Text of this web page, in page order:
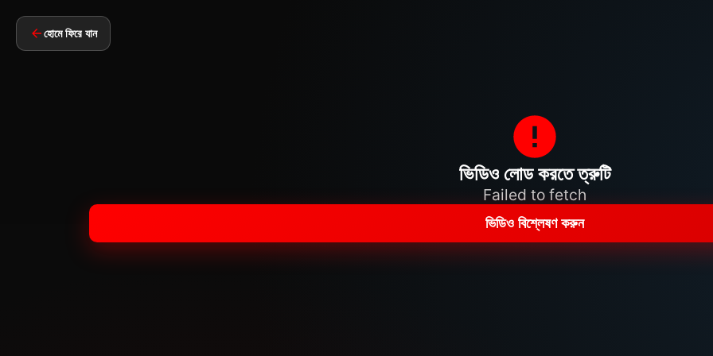
হোমে ফিরে যান
ভিডিও লোড করতে ত্রুটি
Failed to fetch
ভিডিও বিশ্লেষণ করুন